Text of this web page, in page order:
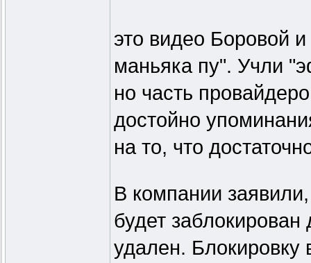
это видео Боровой
маньяка пу". Учли
но часть
достойно
на то, что
В компании
будет
удален. Блокировку